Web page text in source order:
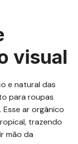
visual
e natural das
para roupas
ar orgânico
trazendo
mão da